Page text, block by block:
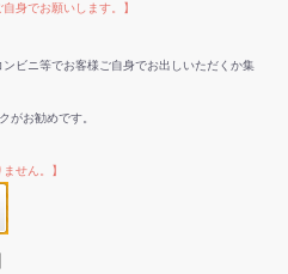
身でお願いします。】
ビニ等でお客様ご自身でお出しいただくか集
がお勧めです。
せん。】